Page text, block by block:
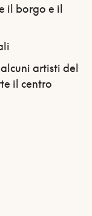
il borgo e il
alcuni artisti del
il centro